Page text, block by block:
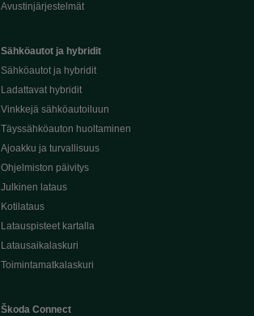
Avustinjärjestelmät
Sähköautot ja hybridit
Sähköautot ja hybridit
Ladattavat hybridit
Vinkkejä sähköautoiluun
Täyssähköauton huoltaminen
Ajoakku ja turvallisuus
Ohjelmiston päivitys
Julkinen lataus
Kotilataus
Latauspisteet kartalla
Latausaikalaskuri
Toimintamatkalaskuri
Škoda Connect